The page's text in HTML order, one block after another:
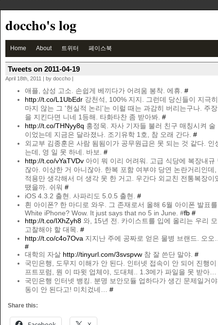
doccho's log
Home About 트위터 페이스북
Tweets on 2011-04-19
April 18th, 2011 | by doccho |
애플, 삼성 고소. 손쉽게 베끼다가 어려움 봉착. 에휴. #
http://t.co/L1UbEdr 강천석, 100% 지지. 그런데 당신들이 지극
마지 않는 그 '현실적 논리'는 이럴 때는 과감히 버리는구나. 주
을 지킨다면 니네 1등해. 타화타찬 좀 받아봐. #
http://t.co/THNyy8q 홍정욱. 자사 기자들 불러 친구 매칭시켜 술
이었는데 지금은 달라졌나. 조기유학 1호, 참 오래 간다. #
외교부 김종훈은 사람 됨됨이가 공무원급은 못 되는 것 같다. 인
는데, 영 일 못 하네. 바보. #
http://t.co/vYaTVDv 아이 뭐 이리 어려워. 고급 식당에 복장내규
잖아. 이상한 거 아니잖아. 한복 포함 여부야 당연 논란거리인데
적용만 생각해서 더 생각 못 한 거고. 우간다 외교친 전통복장이
땠을까. 쉬워 #
iOS 4.3.2 출현. 사파리도 5.0.5 출현. #
흰 아이폰? 한 마디로 와우. 그 존재로서 올해 6월 아이폰 발표
White iPhone? Wow. It just says that no 5 in June. #fb #
http://t.co/IXhZyh8 와, 15년 전. 카이스트를 입에 올리는 우리
고찰해야 할 대목. #
http://t.co/c4o7Ova 지지난 주에 공짜로 얻은 물병 브랜드. 오
#
대학의 자살 http://tinyurl.com/3svspvw 참 잘 쓴단 말야. #
국민은행, 도무지 이해가 안 된다. 인터넷 접속이 안 되어 진행
프트포럼, 뭔 이 따윗 업체야, 도대체.. 1.3메가 파일을 못 받아…
국민은행 인터넷 뱅킹. 분명 보안모듈 업하다가 생긴 문제일거
동이 안 된다고! 미치겄네… #
Share this: